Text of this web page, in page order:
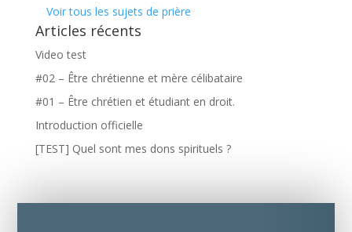
Voir tous les sujets de prière
Articles récents
Video test
#02 – Être chrétienne et mère célibataire
#01 – Être chrétien et étudiant en droit.
Introduction officielle
[TEST] Quel sont mes dons spirituels ?